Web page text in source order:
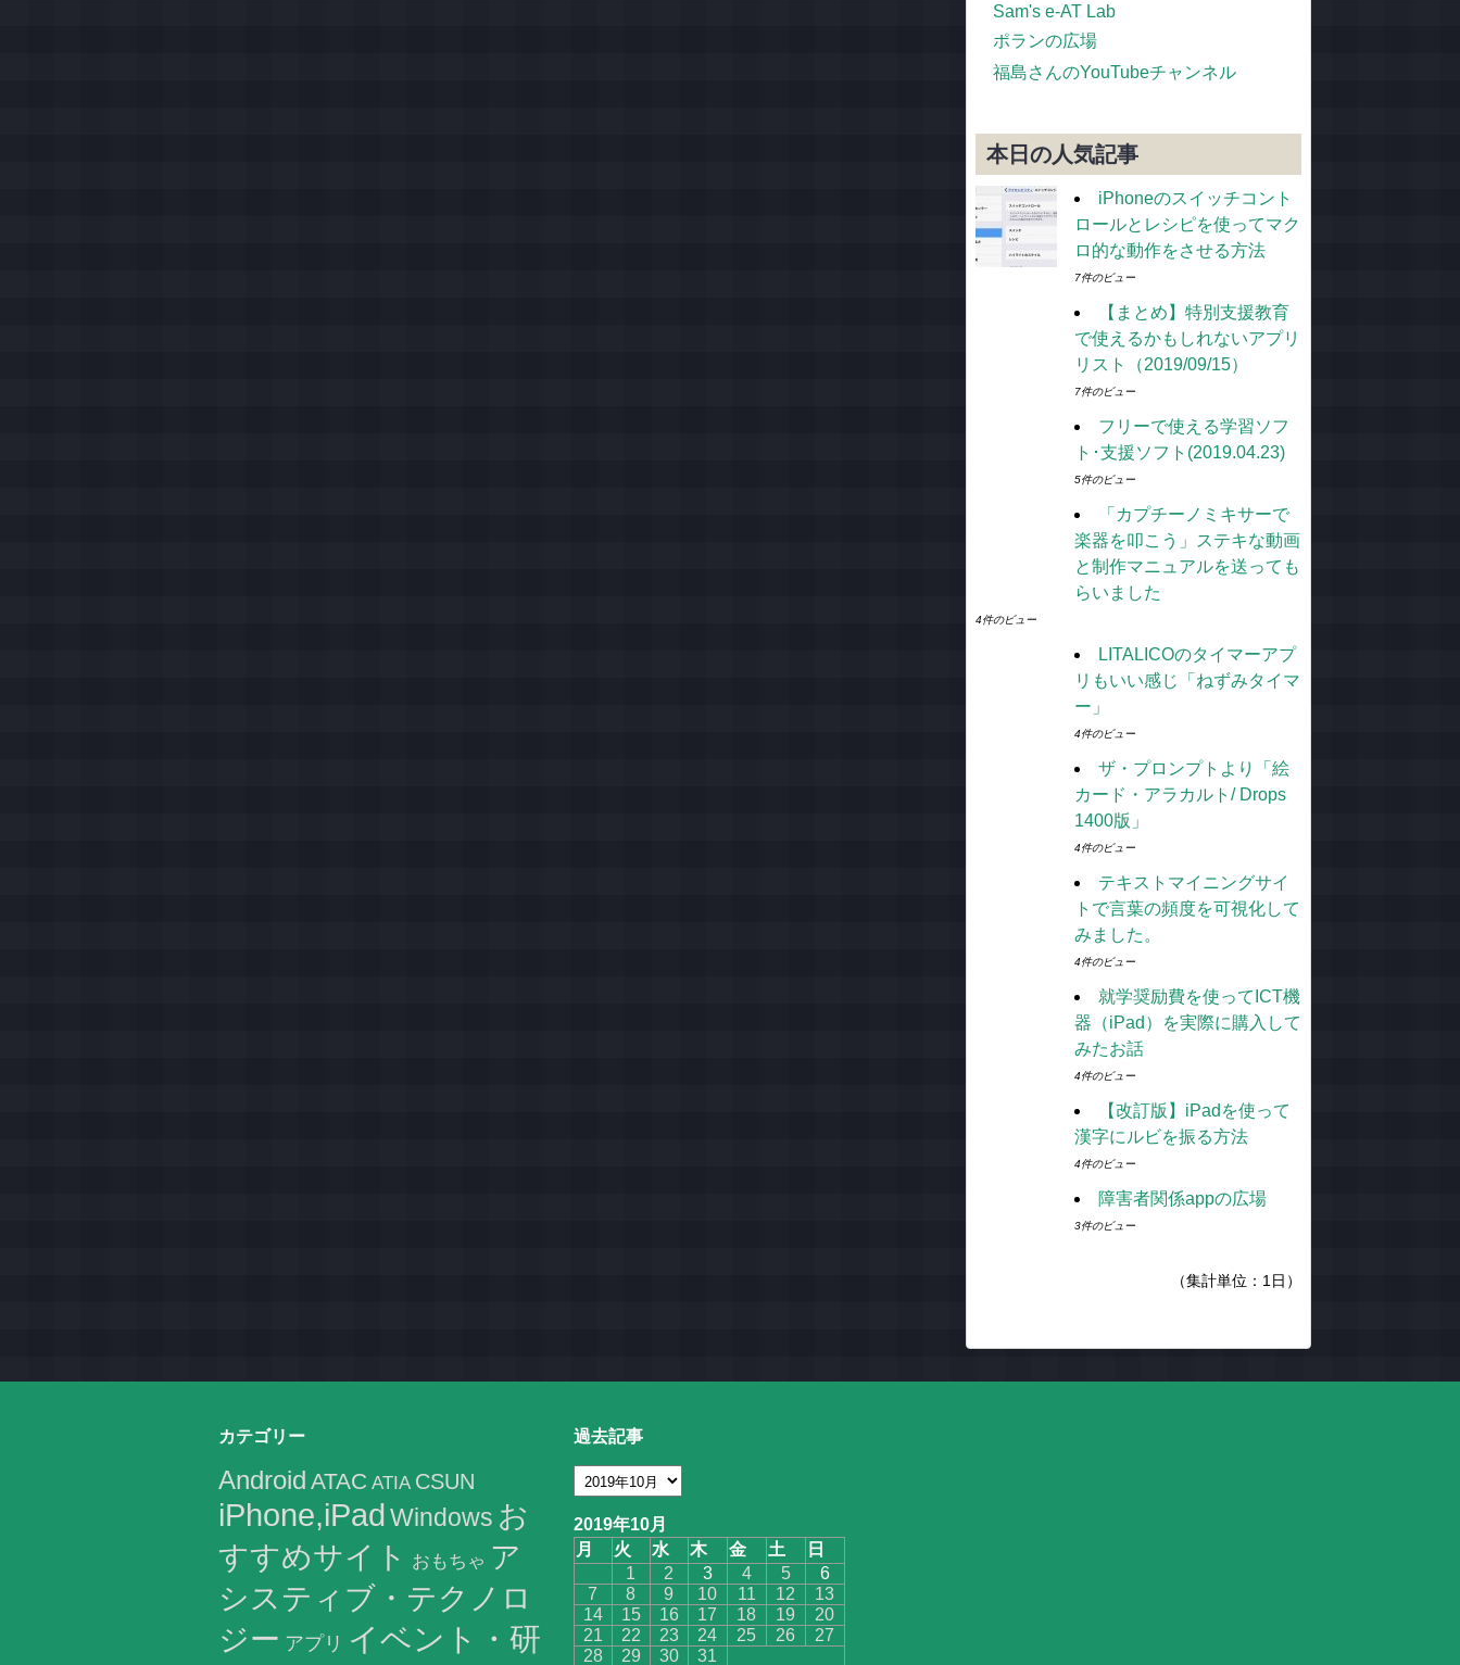
Sam's e-AT Lab
ポランの広場
福島さんのYouTubeチャンネル
本日の人気記事
iPhoneのスイッチコント
ロールとレシピを使ってマク
ロ的な動作をさせる方法
7件のビュー
【まとめ】特別支援教育
で使えるかもしれないアプリ
リスト（2019/09/15）
7件のビュー
フリーで使える学習ソフ
ト･支援ソフト(2019.04.23)
5件のビュー
「カプチーノミキサーで
楽器を叩こう」ステキな動画
と制作マニュアルを送っても
らいました
4件のビュー
LITALICOのタイマーアプ
リもいい感じ「ねずみタイマ
ー」
4件のビュー
ザ・プロンプトより「絵
カード・アラカルト/ Drops
1400版」
4件のビュー
テキストマイニングサイ
トで言葉の頻度を可視化して
みました。
4件のビュー
就学奨励費を使ってICT機
器（iPad）を実際に購入して
みたお話
4件のビュー
【改訂版】iPadを使って
漢字にルビを振る方法
4件のビュー
障害者関係appの広場
3件のビュー
（集計単位：1日）
カテゴリー
Android ATAC ATIA CSUN
iPhone,iPadWindows お
すすめサイト おもちゃ ア
システィブ・テクノロ
ジー アプリ イベント・研
過去記事
2019年10月
月
火 水 木 金 土
日
1
2 3 4 5
6
7
8 9 10 11 12
13
14
15 16 17 18 19
20
21
22 23 24 25 26
27
28
29 30 31